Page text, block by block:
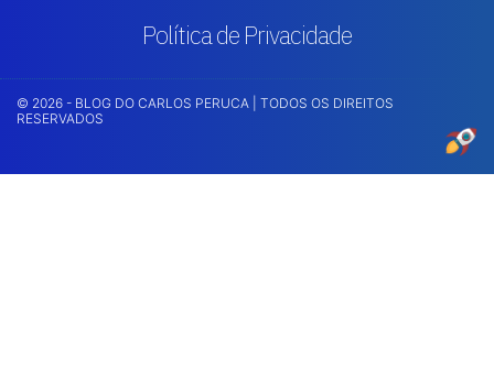
Política de Privacidade
© 2026 - BLOG DO CARLOS PERUCA | TODOS OS DIREITOS
RESERVADOS